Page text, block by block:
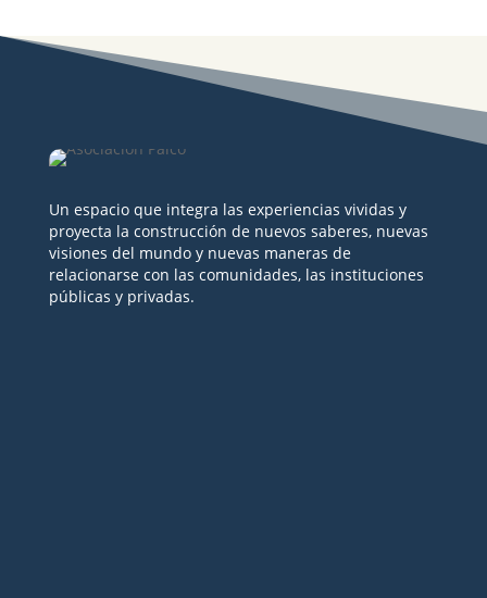
Un espacio que integra las experiencias vividas y
proyecta la construcción de nuevos saberes, nuevas
visiones del mundo y nuevas maneras de
relacionarse con las comunidades, las instituciones
públicas y privadas.